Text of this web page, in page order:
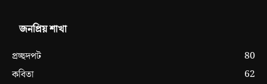
জনপ্রিয় শাখা
প্রচ্ছদপট
80
কবিতা
62